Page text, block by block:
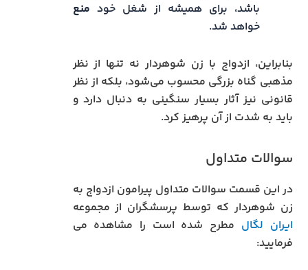
باشد، برای همیشه از شغل خود منع
خواهد شد.
بنابراین، ازدواج با زن شوهردار نه تنها از نظر
مذهبی گناه بزرگی محسوب می‌شود، بلکه از نظر
قانونی نیز آثار بسیار سنگینی به دنبال دارد و
باید به شدت از آن پرهیز کرد.
سوالات متداول
در این قسمت سوالات متداول پیرامون ازدواج به
زن شوهردار که توسط پرسشگران از مجموعه
ایران لگال مطرح شده است را مشاهده می
فرمایید: